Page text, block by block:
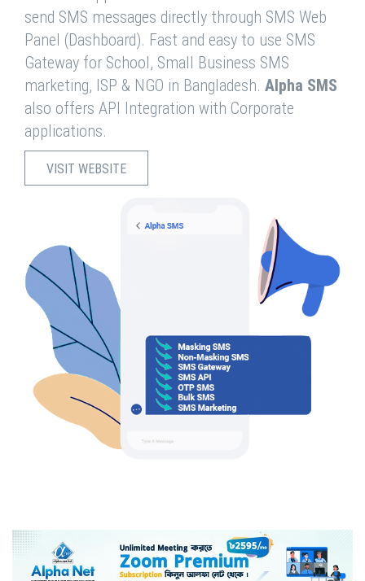
send SMS messages directly through SMS Web
Panel (Dashboard). Fast and easy to use SMS
Gateway for School, Small Business SMS
marketing, ISP & NGO in Bangladesh. Alpha SMS
also offers API Integration with Corporate
applications.
VISIT WEBSITE